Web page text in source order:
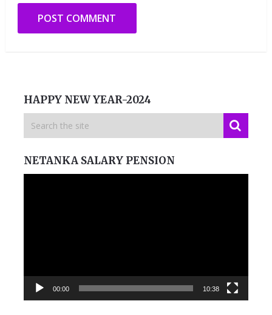
HAPPY NEW YEAR-2024
NETANKA SALARY PENSION
00:00 10:38